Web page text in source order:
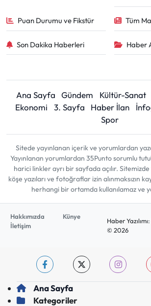
Puan Durumu ve Fikstür Tüm
Son Dakika Haberleri Haber
Ana Sayfa Gündem Kültür-Sanat
Ekonomi
3. Sayfa Haber İlan
Spor
Sitede yayınlanan içerik ve yorumlardan
Yayınlanan yorumlardan 35Punto sorumlu
harici linkler ayrı bir sayfada açılır.
köşe yazıları ve fotoğraflar izin alınmaksızın
herhangi bir ortamda kullanılamaz ve
Hakkımızda
Künye
İletişim
Haber Yazılımı:
© 2026
Ana Sayfa
Kategoriler